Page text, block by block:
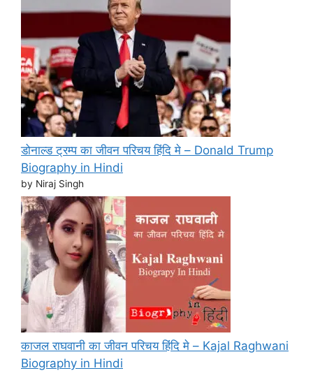
डोनाल्ड ट्रम्प का जीवन परिचय हिंदि मे – Donald Trump
Biography in Hindi
by Niraj Singh
काजल राघवानी का जीवन परिचय हिंदि मे – Kajal Raghwani
Biography in Hindi